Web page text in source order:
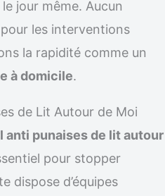
le jour même. Aucun
les interventions
la rapidité comme un
à domicile.
de Lit Autour de Moi
anti punaises de lit autour
pour stopper
dispose d’équipes